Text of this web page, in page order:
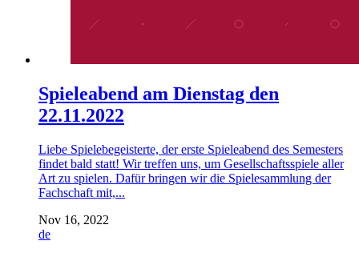
Spieleabend am Dienstag den
22.11.2022
Liebe Spielebegeisterte, der erste Spieleabend des Semesters
findet bald statt! Wir treffen uns, um Gesellschaftsspiele aller
Art zu spielen. Dafür bringen wir die Spielesammlung der
Fachschaft mit,...
Nov 16, 2022
de